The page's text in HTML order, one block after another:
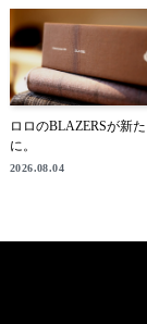
ロロのBLAZERSが新た
に。
2026.08.04